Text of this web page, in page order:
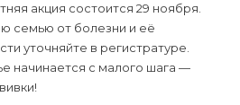
акция состоится 29 ноября.
семью от болезни и её
уточняйте в регистратуре.
начинается с малого шага —